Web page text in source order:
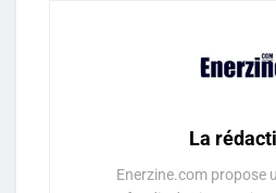
La
Enerzine.com propose